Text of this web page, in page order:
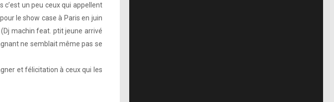
c’est un peu ceux qui appellent
le show case à Paris en juin
machin feat. ptit jeune arrivé
ne semblait même pas se
et félicitation à ceux qui les